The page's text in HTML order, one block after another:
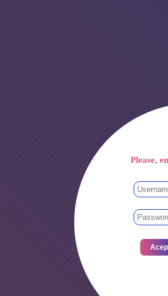
Please,